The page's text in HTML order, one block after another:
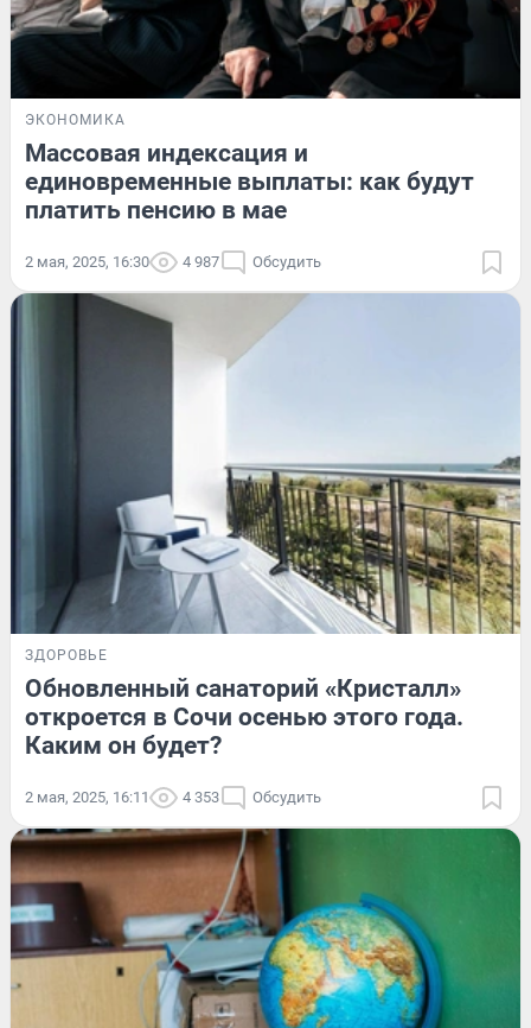
ЭКОНОМИКА
Массовая индексация и
единовременные выплаты: как будут
платить пенсию в мае
2 мая, 2025, 16:30 4 987 Обсудить
ЗДОРОВЬЕ
Обновленный санаторий «Кристалл»
откроется в Сочи осенью этого года.
Каким он будет?
2 мая, 2025, 16:11 4 353 Обсудить